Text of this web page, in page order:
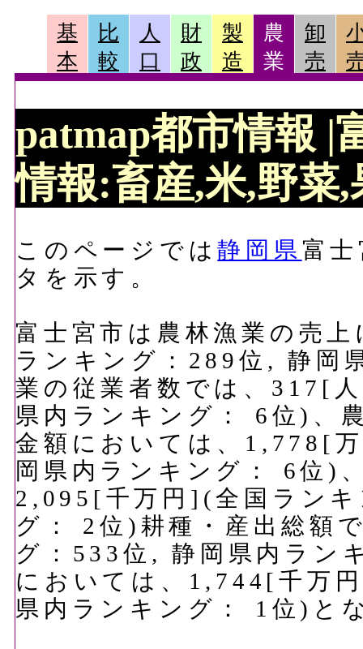
基
本
比
較
人
口
財
政
製
造
農
業
卸
売
patmap都市情報 |
情報:畜産,米,野菜,
このページでは静岡県 富
タを示す。
富士宮市は農林漁業の売
ランキング：289位, 静岡
業の従業者数では、317[
県内ランキング： 6位)、
金額においては、1,778[
岡県内ランキング： 6位)
2,095[千万円](全国ラン
グ： 2位)耕種・産出総額
グ：533位, 静岡県内ラン
においては、1,744[千万
県内ランキング： 1位)と